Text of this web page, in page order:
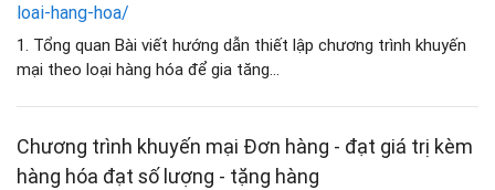
loai-hang-hoa/
1. Tổng quan Bài viết hướng dẫn thiết lập chương trình khuyến
mại theo loại hàng hóa để gia tăng...
Chương trình khuyến mại Đơn hàng - đạt giá trị kèm
hàng hóa đạt số lượng - tặng hàng